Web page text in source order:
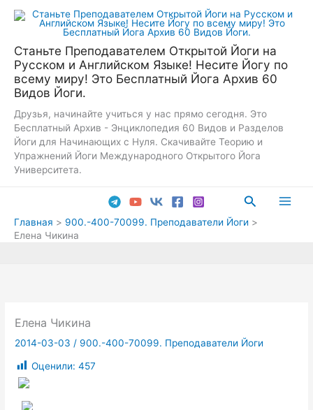
Перейти
Станьте Преподавателем Открытой Йоги на
Русском и Английском Языке! Несите Йогу по
всему миру! Это Бесплатный Йога Архив 60
Видов Йоги.
Друзья, начинайте учиться у нас прямо сегодня. Это
Бесплатный Архив - Энциклопедия 60 Видов и Разделов
Йоги для Начинающих с Нуля. Скачивайте Теорию и
Упражнений Йоги Международного Открытого Йога
Университета.
Поиск
Главная
900.-400-70099. Преподаватели Йоги
Елена Чикина
Елена Чикина
2014-03-03 / 900.-400-70099. Преподаватели Йоги
Оценили: 457